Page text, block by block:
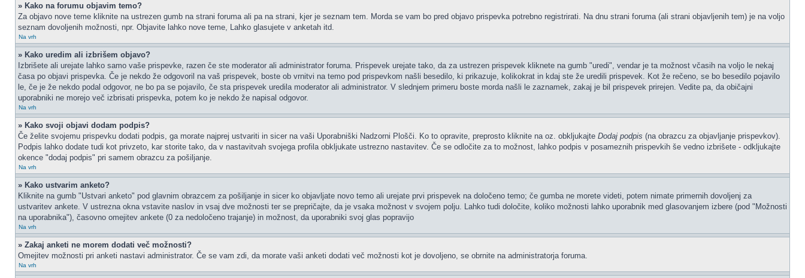
» Kako na forumu objavim temo?
Za objavo nove teme kliknite na ustrezen gumb na strani foruma ali pa na strani, kjer je seznam tem. Morda se vam bo pred objavo prispevka potrebno registrirati. Na dnu strani foruma (ali strani objavljenih tem) je na voljo
seznam dovoljenih možnosti, npr. Objavite lahko nove teme, Lahko glasujete v anketah itd.
Na vrh
» Kako uredim ali izbrišem objavo?
Izbrišete ali urejate lahko samo vaše prispevke, razen če ste moderator ali administrator foruma. Prispevek urejate tako, da za ustrezen prispevek kliknete na gumb "uredi", vendar je ta možnost včasih na voljo le nekaj
časa po objavi prispevka. Če je nekdo že odgovoril na vaš prispevek, boste ob vrnitvi na temo pod prispevkom našli besedilo, ki prikazuje, kolikokrat in kdaj ste že uredili prispevek. Kot že rečeno, se bo besedilo pojavilo
le, če je že nekdo podal odgovor, ne bo pa se pojavilo, če sta prispevek uredila moderator ali administrator. V slednjem primeru boste morda našli le zaznamek, zakaj je bil prispevek prirejen. Vedite pa, da običajni
uporabniki ne morejo več izbrisati prispevka, potem ko je nekdo že napisal odgovor.
Na vrh
» Kako svoji objavi dodam podpis?
Če želite svojemu prispevku dodati podpis, ga morate najprej ustvariti in sicer na vaši Uporabniški Nadzorni Plošči. Ko to opravite, preprosto kliknite na oz. obkljukajte Dodaj podpis (na obrazcu za objavljanje prispevkov).
Podpis lahko dodate tudi kot privzeto, kar storite tako, da v nastavitvah svojega profila obkljukate ustrezno nastavitev. Če se odločite za to možnost, lahko podpis v posameznih prispevkih še vedno izbrišete - odkljukajte
okence "dodaj podpis" pri samem obrazcu za pošiljanje.
Na vrh
» Kako ustvarim anketo?
Kliknite na gumb "Ustvari anketo" pod glavnim obrazcem za pošiljanje in sicer ko objavljate novo temo ali urejate prvi prispevek na določeno temo; če gumba ne morete videti, potem nimate primernih dovoljenj za
ustvaritev ankete. V ustrezna okna vstavite naslov in vsaj dve možnosti ter se prepričajte, da je vsaka možnost v svojem polju. Lahko tudi določite, koliko možnosti lahko uporabnik med glasovanjem izbere (pod "Možnosti
na uporabnika"), časovno omejitev ankete (0 za nedoločeno trajanje) in možnost, da uporabniki svoj glas popravijo
Na vrh
» Zakaj anketi ne morem dodati več možnosti?
Omejitev možnosti pri anketi nastavi administrator. Če se vam zdi, da morate vaši anketi dodati več možnosti kot je dovoljeno, se obrnite na administratorja foruma.
Na vrh